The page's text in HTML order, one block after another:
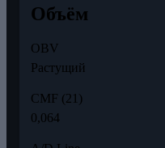
Объём
OBV
Растущий
CMF (21)
0,064